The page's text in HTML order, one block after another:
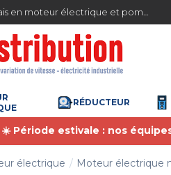
à partir de 360 € TTC
RÉDUCTEUR
☀️ Période estivale : nos
électrique Moteur électrique